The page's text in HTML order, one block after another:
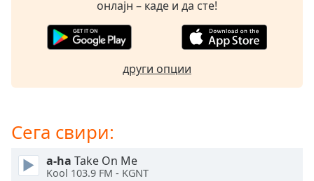
close
the
window.
онлајн – каде и да сте!
други опции
Сега свири:
a-ha Take On Me
Kool 103.9 FM - KGNT